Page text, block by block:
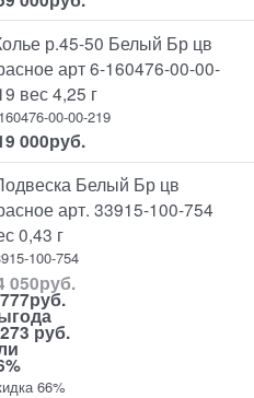
р.45-50 Белый Бр цв
арт 6-160476-00-00-
вес 4,25 г
00-00-219
000руб.
Белый Бр цв
арт. 33915-100-754
0,43 г
100-754
050руб.
руб.
руб.
66%